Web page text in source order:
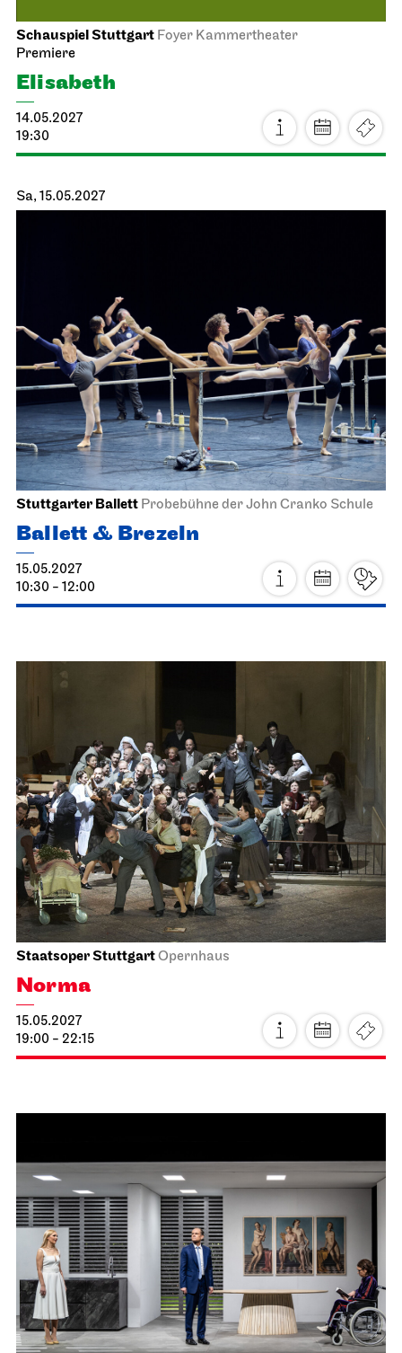
Schauspiel Stuttgart Foyer Kammertheater
Premiere
Elisabeth
14.05.2027
19:30
Sa, 15.05.2027
Stuttgarter Ballett Probebühne der John Cranko Schule
Ballett & Brezeln
15.05.2027
10:30 - 12:00
Staatsoper StuttgartOpernhaus
Norma
15.05.2027
19:00 - 22:15